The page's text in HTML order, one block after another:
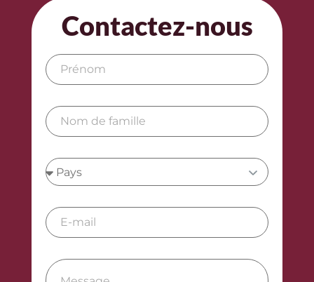
répondre à vos questions.
Contactez-nous